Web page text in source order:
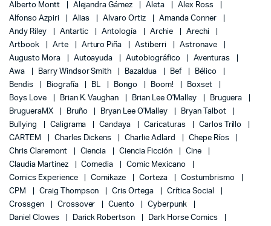
Alberto Montt
Alejandra Gámez Aleta
Alex Ross
Alfonso Azpiri
Alias Alvaro Ortiz
Amanda Conner
Andy Riley
Antartic Antología Archie
Arechi
Artbook
Arte Arturo Piña Astiberri
Astronave
Augusto Mora
Autoayuda Autobiográfico
Aventuras
Awa
Barry Windsor Smith Bazaldua Bef
Bélico
Bendis
Biografía BL Bongo Boom!
Boxset
Boys Love
Brian K. Vaughan Brian Lee O'Malley
Bruguera
BrugueraMX
Bruño Bryan Lee O'Malley
Bryan Talbot
Bullying
Caligrama Candaya Caricaturas
Carlos Trillo
CARTEM
Charles Dickens Charlie Adlard
Chepe Ríos
Chris Claremont
Ciencia Ciencia Ficción
Cine
Claudia Martinez
Comedia
Comic Mexicano
Comics Experience
Comikaze Corteza
Costumbrismo
CPM
Craig Thompson Cris Ortega
Crítica Social
Crossgen
Crossover Cuento
Cyberpunk
Daniel Clowes
Darick Robertson
Dark Horse Comics